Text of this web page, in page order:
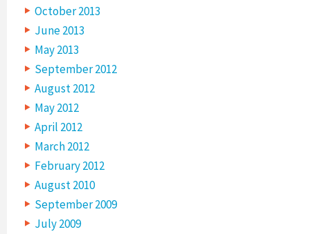
October 2013
June 2013
May 2013
September 2012
August 2012
May 2012
April 2012
March 2012
February 2012
August 2010
September 2009
July 2009